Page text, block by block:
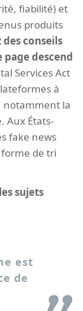
fiabilité) et
produits
des conseils
descend
Services Act
à
notamment la
Aux États-
fake news
de tri
sujets
est
de